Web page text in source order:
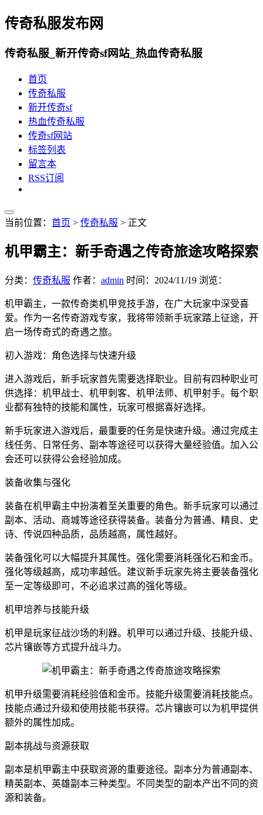
传奇私服发布网
传奇私服_新开传奇sf网站_热血传奇私服
首页
传奇私服
新开传奇sf
热血传奇私服
传奇sf网站
标签列表
留言本
RSS订阅
当前位置： 首页 > 传奇私服 > 正文
机甲霸主：新手奇遇之传奇旅途攻略探索
分类： 传奇私服 作者： admin 时间： 2024/11/19 浏览：
机甲霸主，一款传奇类机甲竞技手游，在广大玩家中深受喜
爱。作为一名传奇游戏专家，我将带领新手玩家踏上征途，开
启一场传奇式的奇遇之旅。
初入游戏：角色选择与快速升级
进入游戏后，新手玩家首先需要选择职业。目前有四种职业可
供选择：机甲战士、机甲刺客、机甲法师、机甲射手。每个职
业都有独特的技能和属性，玩家可根据喜好选择。
新手玩家进入游戏后，最重要的任务是快速升级。通过完成主
线任务、日常任务、副本等途径可以获得大量经验值。加入公
会还可以获得公会经验加成。
装备收集与强化
装备在机甲霸主中扮演着至关重要的角色。新手玩家可以通过
副本、活动、商城等途径获得装备。装备分为普通、精良、史
诗、传说四种品质，品质越高，属性越好。
装备强化可以大幅提升其属性。强化需要消耗强化石和金币。
强化等级越高，成功率越低。建议新手玩家先将主要装备强化
至一定等级即可，不必追求过高的强化等级。
机甲培养与技能升级
机甲是玩家征战沙场的利器。机甲可以通过升级、技能升级、
芯片镶嵌等方式提升战斗力。
机甲升级需要消耗经验值和金币。技能升级需要消耗技能点。
技能点通过升级和使用技能书获得。芯片镶嵌可以为机甲提供
额外的属性加成。
副本挑战与资源获取
副本是机甲霸主中获取资源的重要途径。副本分为普通副本、
精英副本、英雄副本三种类型。不同类型的副本产出不同的资
源和装备。